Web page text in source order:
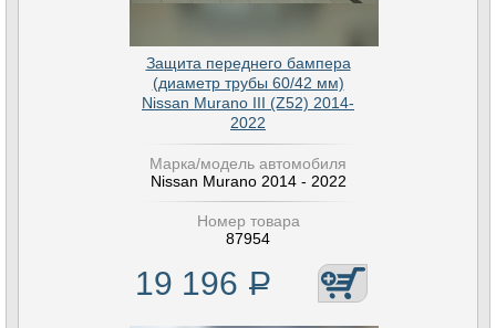
Защита переднего бампера
(диаметр трубы 60/42 мм)
Nissan Murano III (Z52) 2014-
2022
Марка/модель автомобиля
Nissan Murano 2014 - 2022
Номер товара
87954
19 196 Р